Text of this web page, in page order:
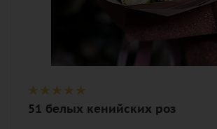
51 белых кенийских роз